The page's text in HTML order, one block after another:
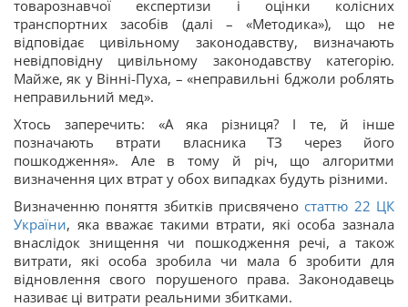
товарознавчої експертизи і оцінки колісних
транспортних засобів (далі – «Методика»), що не
відповідає цивільному законодавству, визначають
невідповідну цивільному законодавству категорію.
Майже, як у Вінні-Пуха, – «неправильні бджоли роблять
неправильний мед».
Хтось заперечить: «А яка різниця? І те, й інше
позначають втрати власника ТЗ через його
пошкодження». Але в тому й річ, що алгоритми
визначення цих втрат у обох випадках будуть різними.
Визначенню поняття збитків присвяченостаттю 22 ЦК
України, яка вважає такими втрати, які особа зазнала
внаслідок знищення чи пошкодження речі, а також
витрати, які особа зробила чи мала б зробити для
відновлення свого порушеного права. Законодавець
називає ці витрати реальними збитками.